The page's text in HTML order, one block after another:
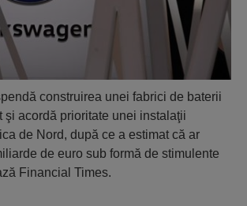
construirea unei fabrici de baterii
şi acordă prioritate unei instalaţii
de Nord, după ce a estimat că ar
de euro sub formă de stimulente
Financial Times.